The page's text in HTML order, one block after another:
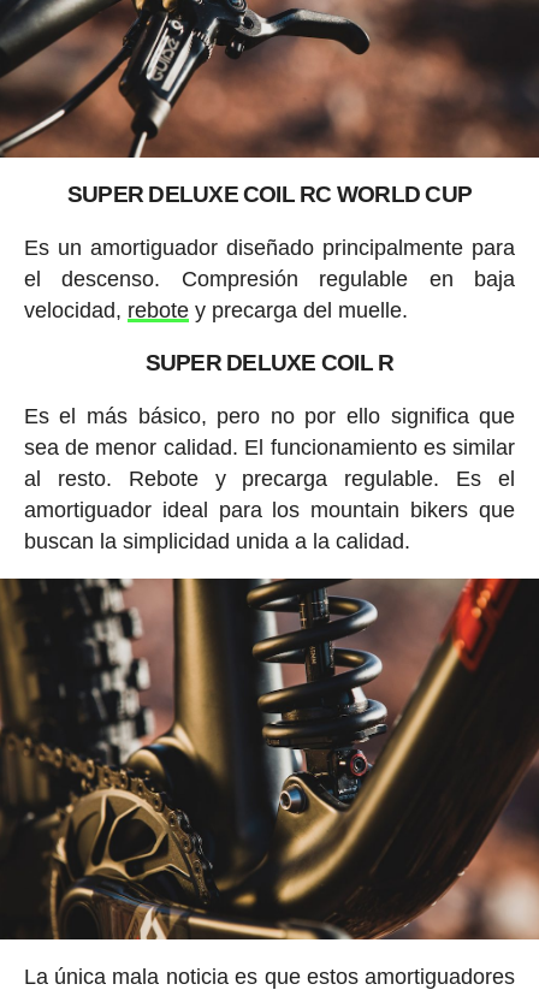
SUPER DELUXE COIL RC WORLD CUP
Es un amortiguador diseñado principalmente para
el descenso. Compresión regulable en baja
velocidad, rebotey precarga del muelle.
SUPER DELUXE COIL R
Es el más básico, pero no por ello significa que
sea de menor calidad. El funcionamiento es similar
al resto. Rebote y precarga regulable. Es el
amortiguador ideal para los mountain bikers que
buscan la simplicidad unida a la calidad.
La única mala noticia es que estos amortiguadores